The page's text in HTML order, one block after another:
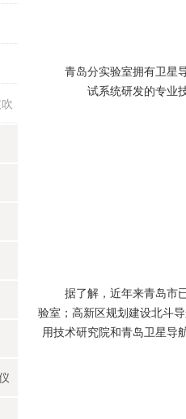
青岛分实验室拥有卫星导
试系统研发的专业
据了解，近年来青岛市已
验室；高新区规划建设北斗
用技术研究院和青岛卫星导